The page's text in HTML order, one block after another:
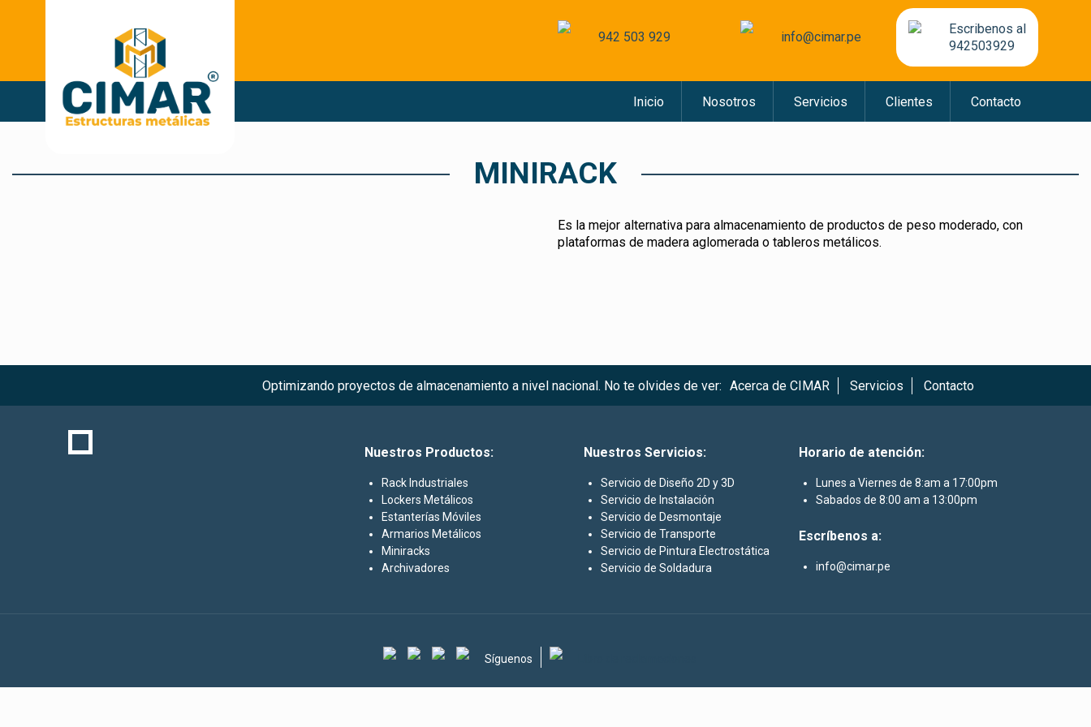
942 503 929 info@cimar.pe
Escribenos al
942503929
Inicio Nosotros Servicios Clientes Contacto
MINIRACK
Es la mejor alternativa para almacenamiento de productos de peso moderado, con
plataformas de madera aglomerada o tableros metálicos.
Optimizando proyectos de almacenamiento a nivel nacional. No te olvides de ver: Acerca de CIMAR Servicios Contacto
Nuestros Productos:
Rack Industriales
Lockers Metálicos
Estanterías Móviles
Armarios Metálicos
Miniracks
Archivadores
Nuestros Servicios:
Servicio de Diseño 2D y 3D
Servicio de Instalación
Servicio de Desmontaje
Servicio de Transporte
Servicio de Pintura Electrostática
Servicio de Soldadura
Horario de atención:
Lunes a Viernes de 8:am a 17:00pm
Sabados de 8:00 am a 13:00pm
Escríbenos a:
info@cimar.pe
Síguenos